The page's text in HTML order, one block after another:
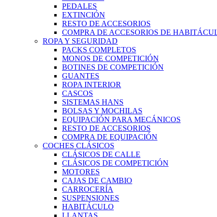
PEDALES
EXTINCIÓN
RESTO DE ACCESORIOS
COMPRA DE ACCESORIOS DE
ROPA Y SEGURIDAD
PACKS COMPLETOS
MONOS DE COMPETICIÓN
BOTINES DE COMPETICIÓN
GUANTES
ROPA INTERIOR
CASCOS
SISTEMAS HANS
BOLSAS Y MOCHILAS
EQUIPACIÓN PARA MECÁNICOS
RESTO DE ACCESORIOS
COMPRA DE EQUIPACIÓN
COCHES CLÁSICOS
CLÁSICOS DE CALLE
CLÁSICOS DE COMPETICIÓN
MOTORES
CAJAS DE CAMBIO
CARROCERÍA
SUSPENSIONES
HABITÁCULO
LLANTAS